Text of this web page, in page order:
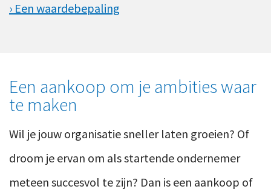
› Een waardebepaling
Een aankoop om je ambities waar
te maken
Wil je jouw organisatie sneller laten groeien? Of
droom je ervan om als startende ondernemer
meteen succesvol te zijn? Dan is een aankoop of